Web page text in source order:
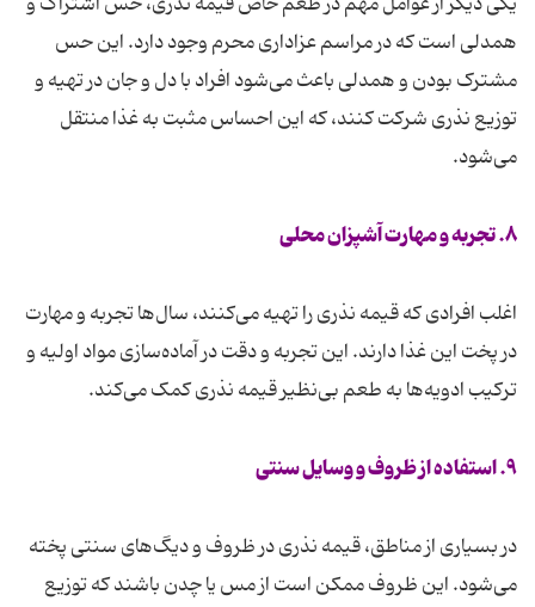
همدلی است که در مراسم عزاداری محرم وجود دارد. این حس
مشترک بودن و همدلی باعث می‌شود افراد با دل و جان در تهیه و
توزیع نذری شرکت کنند، که این احساس مثبت به غذا منتقل
می‌شود.
۸. تجربه و مهارت آشپزان محلی
اغلب افرادی که قیمه نذری را تهیه می‌کنند، سال‌ها تجربه و مهارت
در پخت این غذا دارند. این تجربه و دقت در آماده‌سازی مواد اولیه و
ترکیب ادویه‌ها به طعم بی‌نظیر قیمه نذری کمک می‌کند.
۹. استفاده از ظروف و وسایل سنتی
در بسیاری از مناطق، قیمه نذری در ظروف و دیگ‌های سنتی پخته
می‌شود. این ظروف ممکن است از مس یا چدن باشند که توزیع